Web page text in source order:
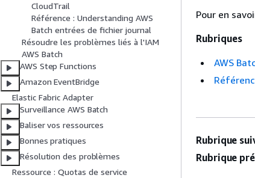
CloudTrail
Référence : Understanding AWS
Batch entrées de fichier journal
Résoudre les problèmes liés à l'IAM
AWS Batch
AWS Step Functions
Amazon EventBridge
Elastic Fabric Adapter
Surveillance AWS Batch
Baliser vos ressources
Bonnes pratiques
Résolution des problèmes
Ressource : Quotas de service
Pour en
Rubriques
AWS
Rubrique
Rubrique